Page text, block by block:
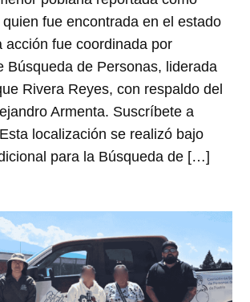
fue encontrada en el estado
acción fue coordinada por
Búsqueda de Personas, liderada
Rivera Reyes, con respaldo del
Armenta. Suscríbete a
localización se realizó bajo
para la Búsqueda de […]